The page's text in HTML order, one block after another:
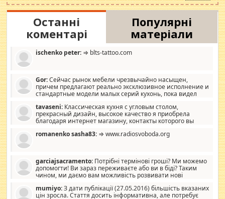
Останні
коментарі
Популярні
матеріали
ischenko peter: ⇒ blts-tattoo.com
Gor:Сейчас рынок мебели чрезвычайно насыщен,
причем предлагают реально эксклюзивное исполнение и
стандартные модели малых серий кухонь, пока видел
стандартные формы, в MebelOk, креативненько и что главное -
со вкусом все в порядке, без ненужных наворотов удорожающих
мебель, а это не последний фактор.
tavaseni: Классическая кухня с угловым столом,
прекрасный дизайн, высокое качество я приобрела
благодаря интернет магазину, контакты которого вы
romanenko sasha83: ⇒ www.radiosvoboda.org
garciajsacramento: Потрібні термінові гроші? Ми можемо
допомогти! Ви зараз переживаєте або ви в біді? Таким
чином, ми даємо вам можливість розвивати нові
допомагати людям, які намагаються дати їм шанс. Кожен
заслуговує на другий шанс, і, оскільки влада не зможе, вони
mumiyo:З дати публікації (27.05.2016) більшість вказаних
цін зросла. Стаття досить інформативна, але потребує